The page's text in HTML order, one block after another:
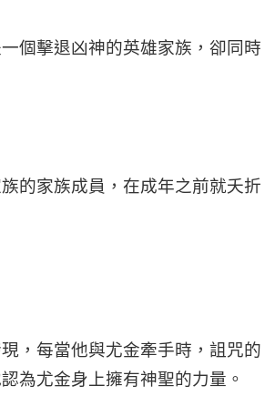
個擊退凶神的英雄家族，卻同時
的家族成員，在成年之前就夭折
，每當他與尤金牽手時，詛咒的
為尤金身上擁有神聖的力量。